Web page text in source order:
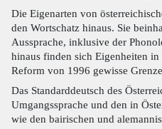
Die Eigenarten von
den Wortschatz hinaus. Sie
Aussprache, inklusive der
hinaus finden sich Eigenheiten in
Reform von 1996 gewisse
Das Standarddeutsch des
Umgangssprache und den in
wie den bairischen und